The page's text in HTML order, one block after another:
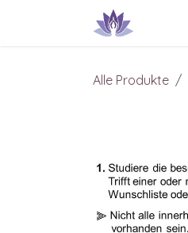
Zum Inhalt springen
Alle Produkte